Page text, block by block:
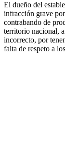
El dueño del
infracción grave
contrabando de
territorio nacional,
incorrecto, por
falta de respeto a